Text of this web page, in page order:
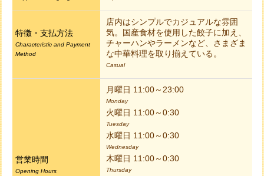
特徴・支払方法
Characteristic and Payment
Method
店内はシンプルでカジュアルな雰囲
気。国産食材を使用した餃子に加え、
チャーハンやラーメンなど、さまざま
な中華料理を取り揃えている。
Casual
営業時間
Opening Hours
月曜日 11:00～23:00
Monday
火曜日 11:00～0:30
Tuesday
水曜日 11:00～0:30
Wednesday
木曜日 11:00～0:30
Thursday